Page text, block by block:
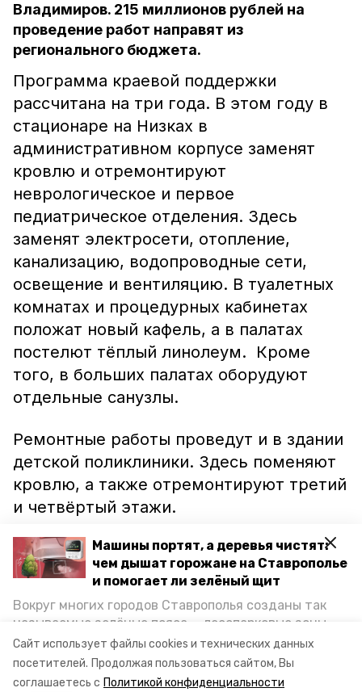
Сайт использует файлы cookies и технических данных
посетителей. Продолжая пользоваться сайтом, Вы
соглашаетесь с Политикой конфиденциальности
Машины портят, а деревья чистят:
чем дышат горожане на Ставрополье
и помогает ли зелёный щит
Вокруг многих городов Ставрополья созданы так
называемые зелёные пояса — лесопарковые зоны,
снижающие негативное воздействие выхлопных
газов на атмосферу. Справляются ли они с
постоянно растущим потоком автотранспорта и
Владимиров. 215 миллионов рублей на
проведение работ направят из
регионального бюджета.
Программа краевой поддержки
рассчитана на три года. В этом году в
стационаре на Низках в
административном корпусе заменят
кровлю и отремонтируют
неврологическое и первое
педиатрическое отделения. Здесь
заменят электросети, отопление,
канализацию, водопроводные сети,
освещение и вентиляцию. В туалетных
комнатах и процедурных кабинетах
положат новый кафель, а в палатах
постелют тёплый линолеум. Кроме
того, в больших палатах оборудуют
отдельные санузлы.
Ремонтные работы проведут и в здании
детской поликлиники. Здесь поменяют
кровлю, а также отремонтируют третий
и четвёртый этажи.
Напомним, ранее в детской больнице
НевинномысскапоставилиЛОР-комбайн
это оборудование, а также аппарат УЗИ
экспертного класса и рентген-комплекс
позволили федеральные субвенции.